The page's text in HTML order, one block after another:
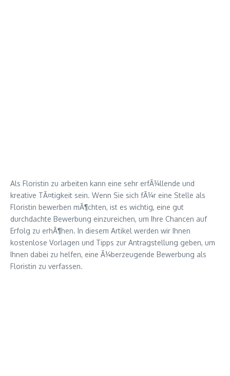
Als Floristin zu arbeiten kann eine sehr erfÃ¼llende und
kreative TÃ¤tigkeit sein. Wenn Sie sich fÃ¼r eine Stelle als
Floristin bewerben mÃ¶chten, ist es wichtig, eine gut
durchdachte Bewerbung einzureichen, um Ihre Chancen auf
Erfolg zu erhÃ¶hen. In diesem Artikel werden wir Ihnen
kostenlose Vorlagen und Tipps zur Antragstellung geben, um
Ihnen dabei zu helfen, eine Ã¼berzeugende Bewerbung als
Floristin zu verfassen.